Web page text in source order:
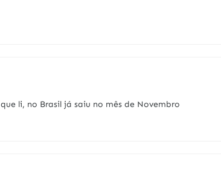
li, no Brasil já saiu no mês de Novembro